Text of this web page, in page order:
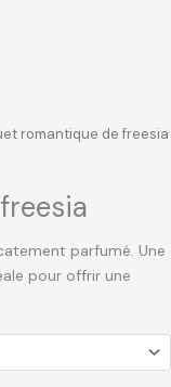
romantique de freesia
parfumé. Une
pour offrir une